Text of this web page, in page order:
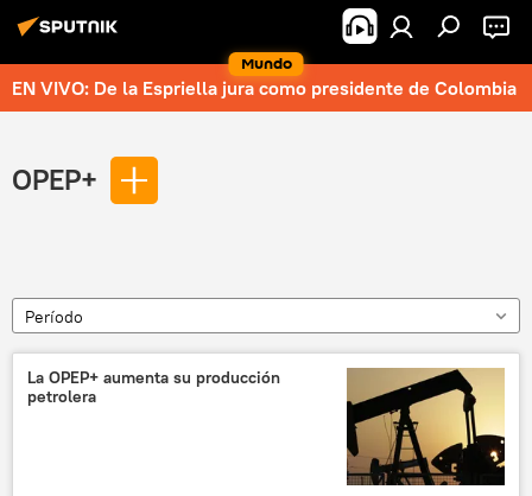
Mundo
EN VIVO: De la Espriella jura como presidente de Colombia
OPEP+
Período
La OPEP+ aumenta su producción
petrolera